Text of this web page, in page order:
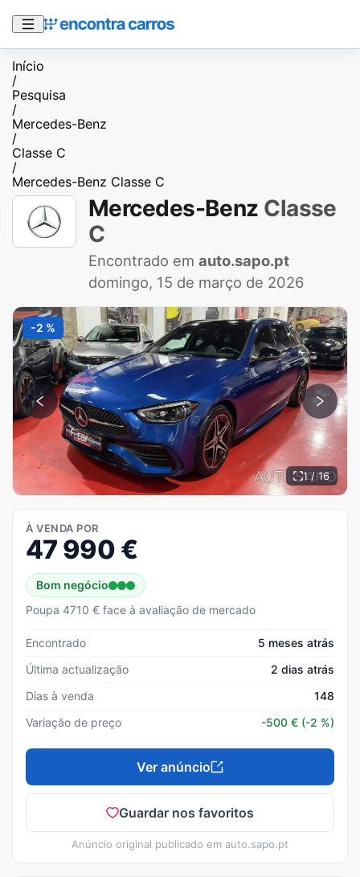
Início
/
Pesquisa
/
Mercedes-Benz
/
Classe C
/
Mercedes-Benz Classe C
Mercedes-Benz Classe
C
Encontrado em auto.sapo.pt
domingo, 15 de março de 2026
-2 %
1 / 16
À VENDA POR
47 990 €
Bom negócio
Poupa 4710 € face à avaliação de mercado
Encontrado
5 meses atrás
Última actualização
2 dias atrás
Dias à venda
148
Variação de preço
-500 € (-2 %)
Ver anúncio
Guardar nos favoritos
Anúncio original publicado em auto.sapo.pt